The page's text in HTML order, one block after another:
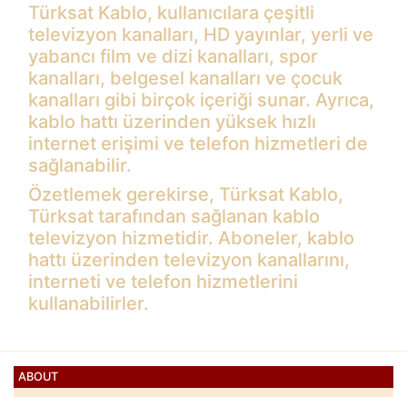
Türksat Kablo, kullanıcılara çeşitli
televizyon kanalları, HD yayınlar, yerli ve
yabancı film ve dizi kanalları, spor
kanalları, belgesel kanalları ve çocuk
kanalları gibi birçok içeriği sunar. Ayrıca,
kablo hattı üzerinden yüksek hızlı
internet erişimi ve telefon hizmetleri de
sağlanabilir.
Özetlemek gerekirse, Türksat Kablo,
Türksat tarafından sağlanan kablo
televizyon hizmetidir. Aboneler, kablo
hattı üzerinden televizyon kanallarını,
interneti ve telefon hizmetlerini
kullanabilirler.
ABOUT